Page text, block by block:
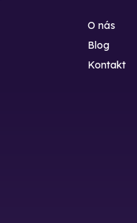
O nás
Blog
Kontakt